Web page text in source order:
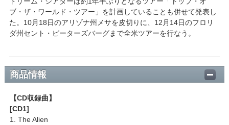
ブ・ザ・ワールド・ツアー」を計画していることも併せて発表し
た。10月18日のアリゾナ州メサを皮切りに、12月14日のフロリ
ダ州セント・ピーターズバーグまで全米ツアーを行なう。
商品情報
【CD収録曲】
[CD1]
1. The Alien